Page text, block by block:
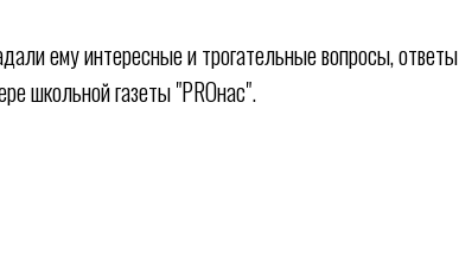
ему интересные и трогательные вопросы, ответы
школьной газеты "PROнас".